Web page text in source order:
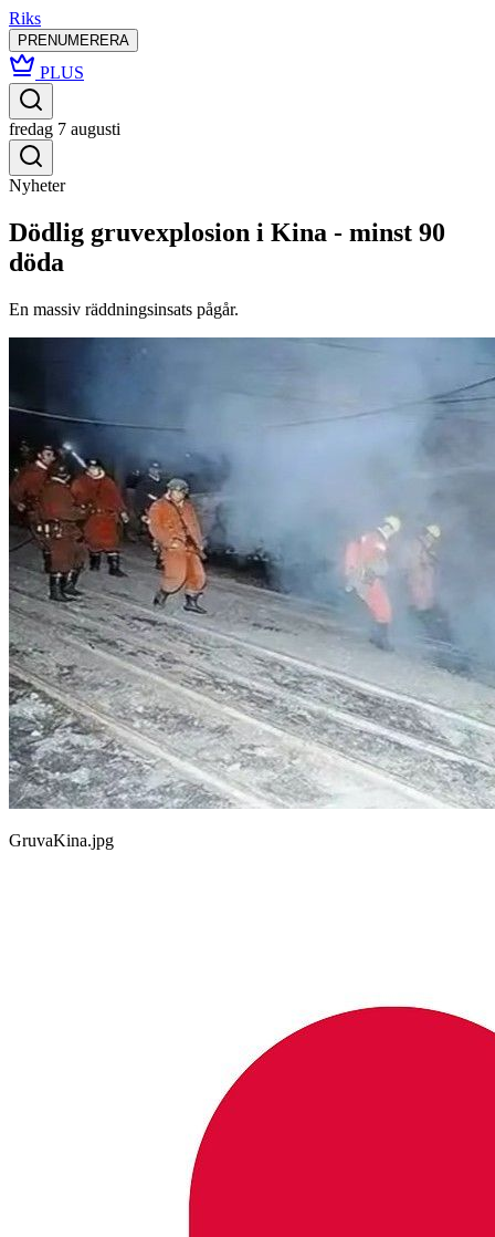
Riks
PRENUMERERA
PLUS
fredag 7 augusti
Nyheter
Dödlig gruvexplosion i Kina - minst 90
döda
En massiv räddningsinsats pågår.
GruvaKina.jpg